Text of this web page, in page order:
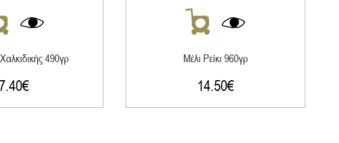
490γρ
7.40€
Μέλι Ρείκι 960γρ
14.50€